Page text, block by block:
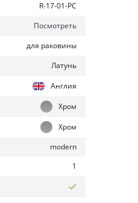
R-17-01-PC
Посмотреть
для раковины
Латунь
Англия
Хром
Хром
modern
1